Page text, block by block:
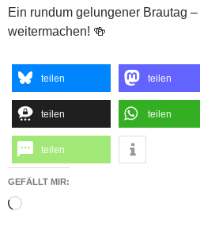
Ein rundum gelungener Brautag
weitermachen! 🍻
teilen teilen
teilen teilen
teilen
GEFÄLLT MIR:
Wird